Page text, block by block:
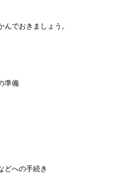
んでおきましょう。
準備
どへの手続き